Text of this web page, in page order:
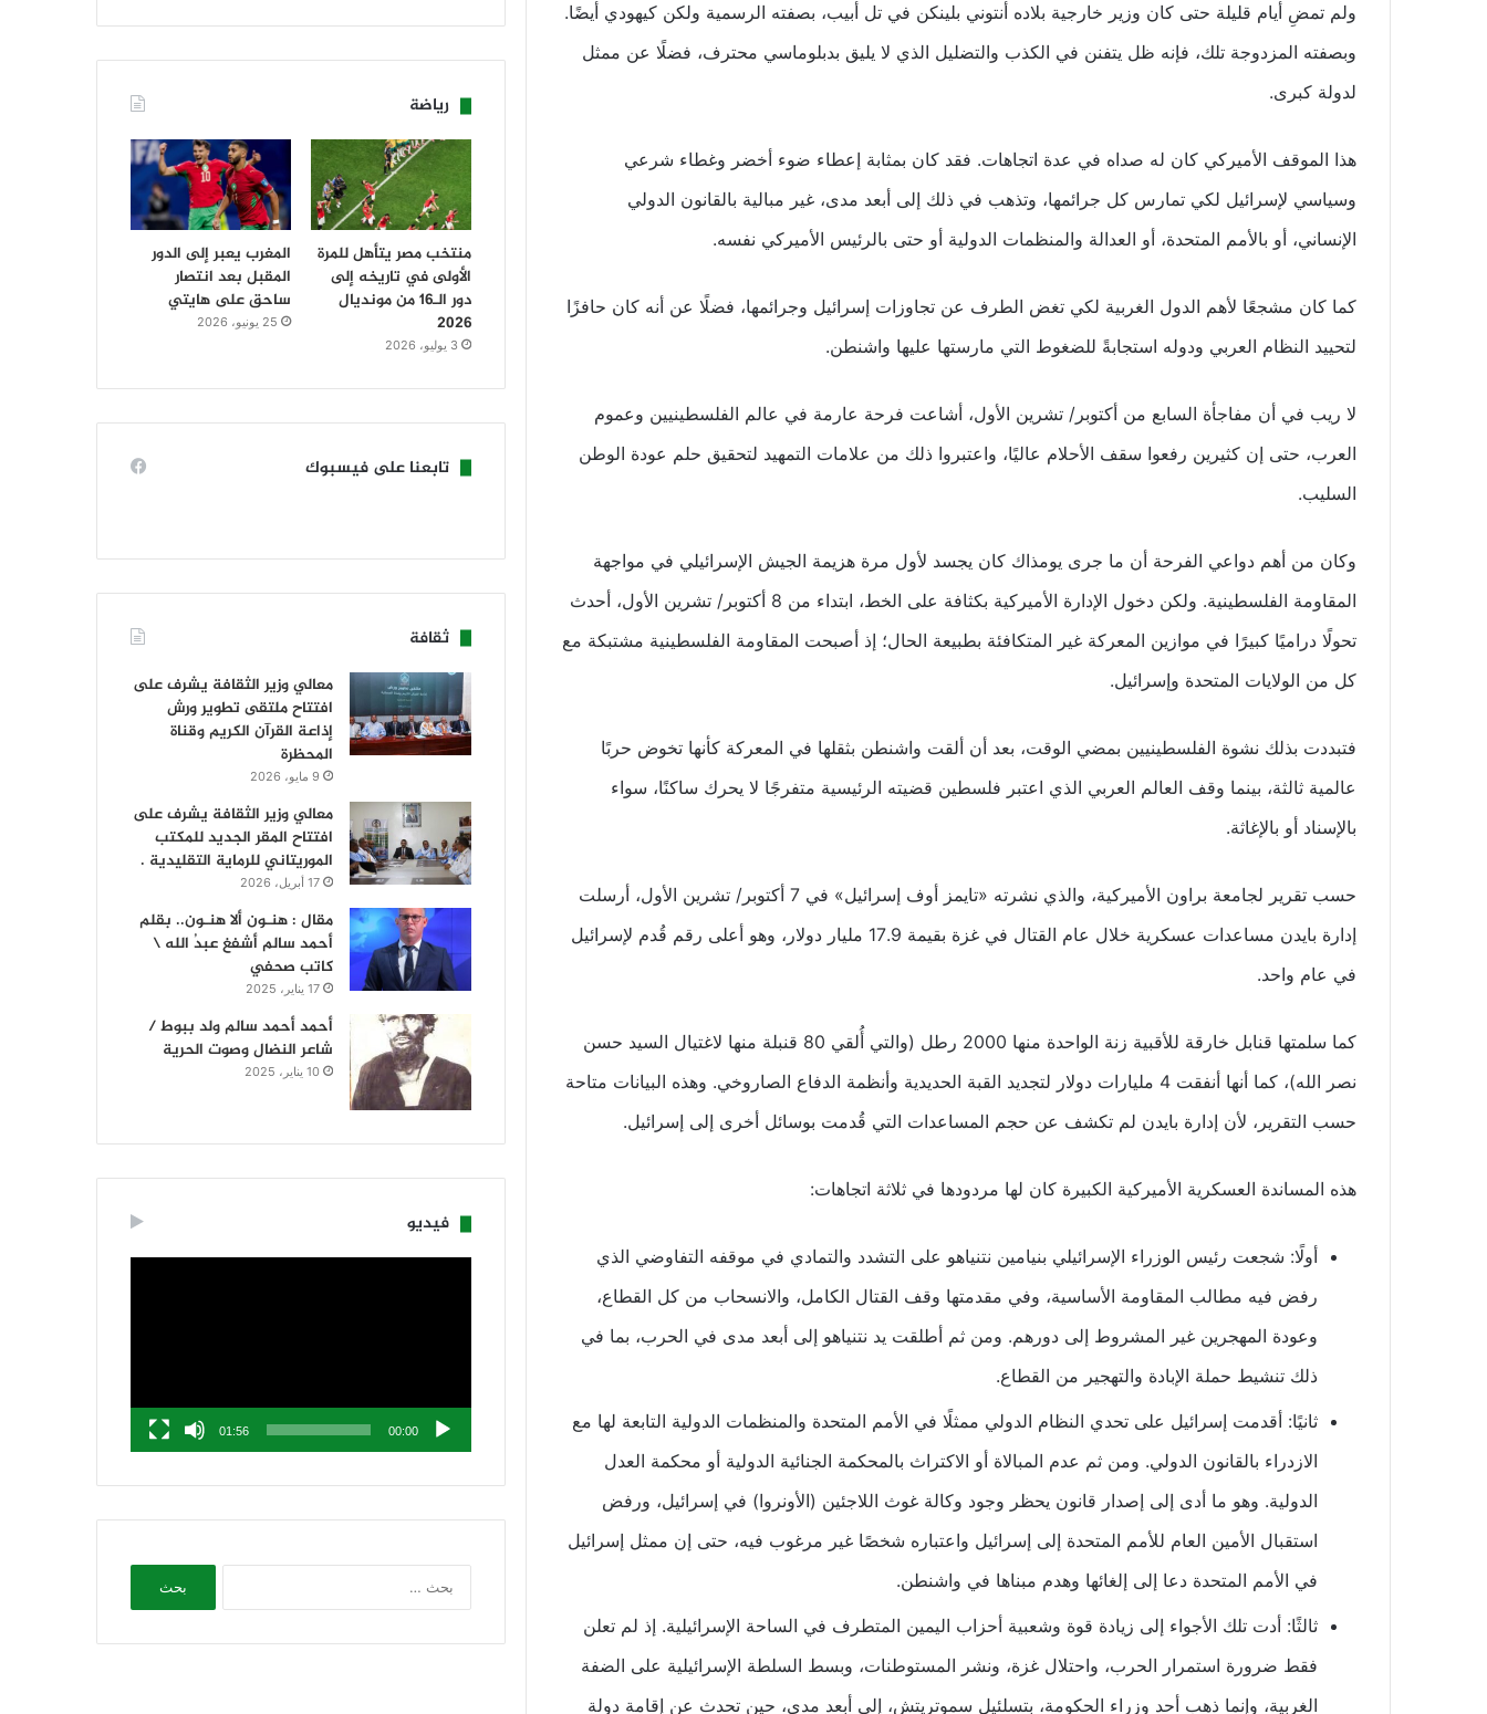
ولم تمضِ أيام قليلة حتى كان وزير خارجية بلاده أنتوني بلينكن في تل أبيب، بصفته الرسمية ولكن كيهودي أيضًا.
وبصفته المزدوجة تلك، فإنه ظل يتفنن في الكذب والتضليل الذي لا يليق بدبلوماسي محترف، فضلًا عن ممثل
لدولة كبرى.
هذا الموقف الأميركي كان له صداه في عدة اتجاهات. فقد كان بمثابة إعطاء ضوء أخضر وغطاء شرعي
وسياسي لإسرائيل لكي تمارس كل جرائمها، وتذهب في ذلك إلى أبعد مدى، غير مبالية بالقانون الدولي
الإنساني، أو بالأمم المتحدة، أو العدالة والمنظمات الدولية أو حتى بالرئيس الأميركي نفسه.
كما كان مشجعًا لأهم الدول الغربية لكي تغض الطرف عن تجاوزات إسرائيل وجرائمها، فضلًا عن أنه كان حافزًا
لتحييد النظام العربي ودوله استجابةً للضغوط التي مارستها عليها واشنطن.
لا ريب في أن مفاجأة السابع من أكتوبر/ تشرين الأول، أشاعت فرحة عارمة في عالم الفلسطينيين وعموم
العرب، حتى إن كثيرين رفعوا سقف الأحلام عاليًا، واعتبروا ذلك من علامات التمهيد لتحقيق حلم عودة الوطن
السليب.
وكان من أهم دواعي الفرحة أن ما جرى يومذاك كان يجسد لأول مرة هزيمة الجيش الإسرائيلي في مواجهة
المقاومة الفلسطينية. ولكن دخول الإدارة الأميركية بكثافة على الخط، ابتداء من 8 أكتوبر/ تشرين الأول، أحدث
تحولًا دراميًا كبيرًا في موازين المعركة غير المتكافئة بطبيعة الحال؛ إذ أصبحت المقاومة الفلسطينية مشتبكة مع
كل من الولايات المتحدة وإسرائيل.
فتبددت بذلك نشوة الفلسطينيين بمضي الوقت، بعد أن ألقت واشنطن بثقلها في المعركة كأنها تخوض حربًا
عالمية ثالثة، بينما وقف العالم العربي الذي اعتبر فلسطين قضيته الرئيسية متفرجًا لا يحرك ساكنًا، سواء
بالإسناد أو بالإغاثة.
حسب تقرير لجامعة براون الأميركية، والذي نشرته «تايمز أوف إسرائيل» في 7 أكتوبر/ تشرين الأول، أرسلت
إدارة بايدن مساعدات عسكرية خلال عام القتال في غزة بقيمة 17.9 مليار دولار، وهو أعلى رقم قُدم لإسرائيل
في عام واحد.
كما سلمتها قنابل خارقة للأقبية زنة الواحدة منها 2000 رطل (والتي أُلقي 80 قنبلة منها لاغتيال السيد حسن
نصر الله)، كما أنها أنفقت 4 مليارات دولار لتجديد القبة الحديدية وأنظمة الدفاع الصاروخي. وهذه البيانات متاحة
حسب التقرير، لأن إدارة بايدن لم تكشف عن حجم المساعدات التي قُدمت بوسائل أخرى إلى إسرائيل.
هذه المساندة العسكرية الأميركية الكبيرة كان لها مردودها في ثلاثة اتجاهات:
أولًا: شجعت رئيس الوزراء الإسرائيلي بنيامين نتنياهو على التشدد والتمادي في موقفه التفاوضي الذي
رفض فيه مطالب المقاومة الأساسية، وفي مقدمتها وقف القتال الكامل، والانسحاب من كل القطاع،
وعودة المهجرين غير المشروط إلى دورهم. ومن ثم أطلقت يد نتنياهو إلى أبعد مدى في الحرب، بما في
ذلك تنشيط حملة الإبادة والتهجير من القطاع.
ثانيًا: أقدمت إسرائيل على تحدي النظام الدولي ممثلًا في الأمم المتحدة والمنظمات الدولية التابعة لها مع
الازدراء بالقانون الدولي. ومن ثم عدم المبالاة أو الاكتراث بالمحكمة الجنائية الدولية أو محكمة العدل
الدولية. وهو ما أدى إلى إصدار قانون يحظر وجود وكالة غوث اللاجئين (الأونروا) في إسرائيل، ورفض
استقبال الأمين العام للأمم المتحدة إلى إسرائيل واعتباره شخصًا غير مرغوب فيه، حتى إن ممثل إسرائيل
في الأمم المتحدة دعا إلى إلغائها وهدم مبناها في واشنطن.
ثالثًا: أدت تلك الأجواء إلى زيادة قوة وشعبية أحزاب اليمين المتطرف في الساحة الإسرائيلية. إذ لم تعلن
فقط ضرورة استمرار الحرب، واحتلال غزة، ونشر المستوطنات، وبسط السلطة الإسرائيلية على الضفة
الغربية، وإنما ذهب أحد وزراء الحكومة، بتسلئيل سموتريتش، إلى أبعد مدى، حين تحدث عن إقامة دولة
رياضة
منتخب مصر يتأهل للمرة
الأولى في تاريخه إلى
دور الـ16 من مونديال
2026
3 يوليو، 2026
المغرب يعبر إلى الدور
المقبل بعد انتصار
ساحق على هايتي
25 يونيو، 2026
تابعنا على فيسبوك
ثقافة
معالي وزير الثقافة يشرف على
افتتاح ملتقى تطوير ورش
إذاعة القرآن الكريم وقناة
المحظرة
9 مايو، 2026
معالي وزير الثقافة يشرف على
افتتاح المقر الجديد للمكتب
الموريتاني للرماية التقليدية .
17 أبريل، 2026
مقال : هنـون ألا هنـون.. بقلم
أحمد سالم أشفغ عبدُ الله \
كاتب صحفي
17 يناير، 2025
أحمد أحمد سالم ولد ببوط /
شاعر النضال وصوت الحرية
10 يناير، 2025
فيديو
00:00
01:56